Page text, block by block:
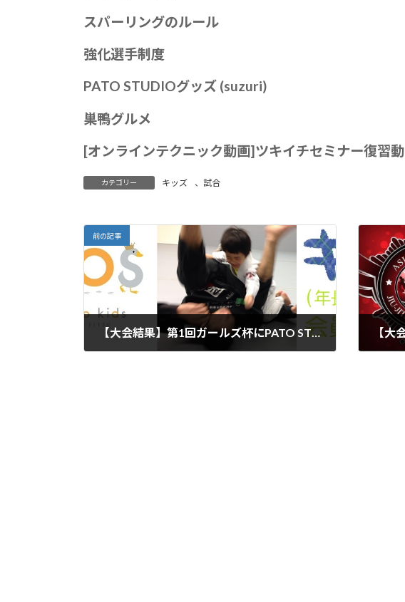
スパーリングのルール
強化選手制度
PATO STUDIOグッズ (suzuri)
巣鴨グルメ
[オンラインテクニック動画]ツキイチセミナー復習動
カテゴリー キッズ 、 試合
前の記事
【大会結果】第1回ガールズ杯にPATO STUDIOから1名が入賞